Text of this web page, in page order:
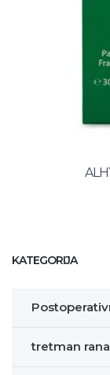
KATEGORIJA
tretman rana